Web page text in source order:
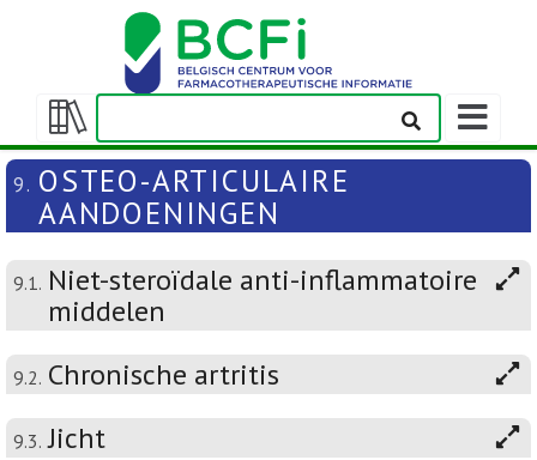
Weergeven/verbergen
inhoudstafel
9. OSTEO-ARTICULAIRE
AANDOENINGEN
9.1. Niet-steroïdale anti-inflammatoire
middelen
9.2. Chronische artritis
9.3. Jicht